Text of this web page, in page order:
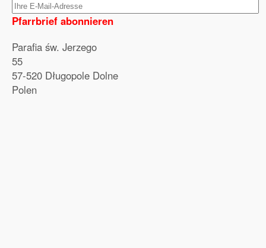
Pfarrbrief abonnieren
Parafia św. Jerzego
55
57-520 Długopole Dolne
Polen